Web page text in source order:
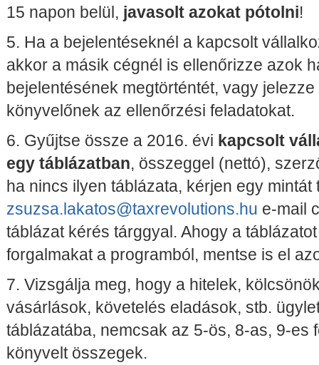
15 napon belül, javasolt azokat pótolni!
5. Ha a bejelentéseknél a kapcsolt
akkor a másik cégnél is ellenőrizze azok
bejelentésének megtörténtét, vagy
könyvelőnek az ellenőrzési feladatokat.
6. Gyűjtse össze a 2016. évi kapcsolt
egy táblázatban, összeggel (nettó),
ha nincs ilyen táblázata, kérjen egy mintát
zsuzsa.lakatos@taxrevolutions.hu e-mail
táblázat kérés tárggyal. Ahogy a
forgalmakat a programból, mentse is el
7. Vizsgálja meg, hogy a hitelek,
vásárlások, követelés eladások, stb.
táblázatába, nemcsak az 5-ös, 8-as, 9-es
könyvelt összegek.